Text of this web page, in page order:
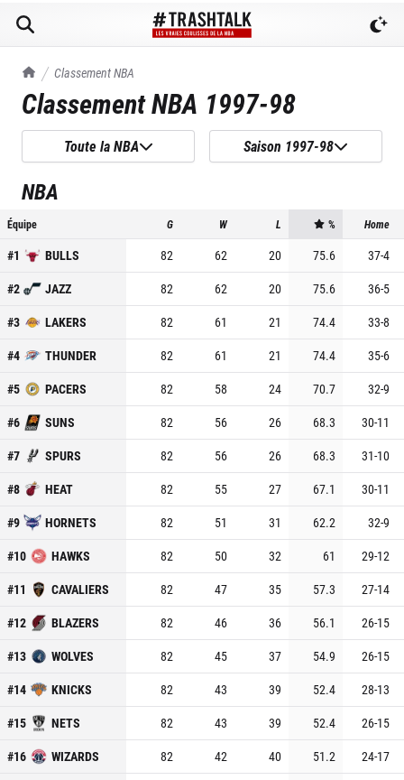
TrashTalk Actu NBA
Classement NBA
Classement NBA 1997-98
Toute la NBA Saison 1997-98
NBA
Équipe G W L % Home
#1 BULLS 82 62 20 75.6 37-4
#2 JAZZ 82 62 20 75.6 36-5
#3 LAKERS 82 61 21 74.4 33-8
#4 THUNDER 82 61 21 74.4 35-6
#5 PACERS 82 58 24 70.7 32-9
#6 SUNS 82 56 26 68.3 30-11
#7 SPURS 82 56 26 68.3 31-10
#8 HEAT 82 55 27 67.1 30-11
#9 HORNETS 82 51 31 62.2 32-9
#10 HAWKS 82 50 32 61 29-12
#11 CAVALIERS 82 47 35 57.3 27-14
#12 BLAZERS 82 46 36 56.1 26-15
#13 WOLVES 82 45 37 54.9 26-15
#14 KNICKS 82 43 39 52.4 28-13
#15 NETS 82 43 39 52.4 26-15
#16 WIZARDS 82 42 40 51.2 24-17